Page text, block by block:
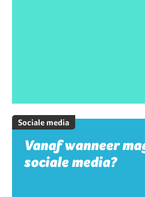
Sociale media
Vanaf wanneer
sociale media?